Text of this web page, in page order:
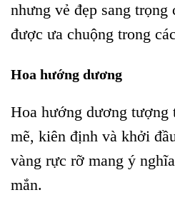
nhưng vẻ đẹp sang trọng
được ưa chuộng trong
Hoa hướng dương
Hoa hướng dương tượng
mẽ, kiên định và khởi
vàng rực rỡ mang ý
mắn.